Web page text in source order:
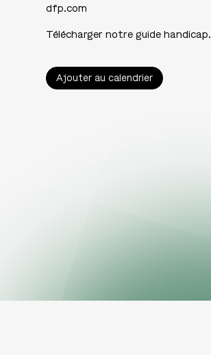
dfp.com
Télécharger notre guide handicap.
Ajouter au calendrier